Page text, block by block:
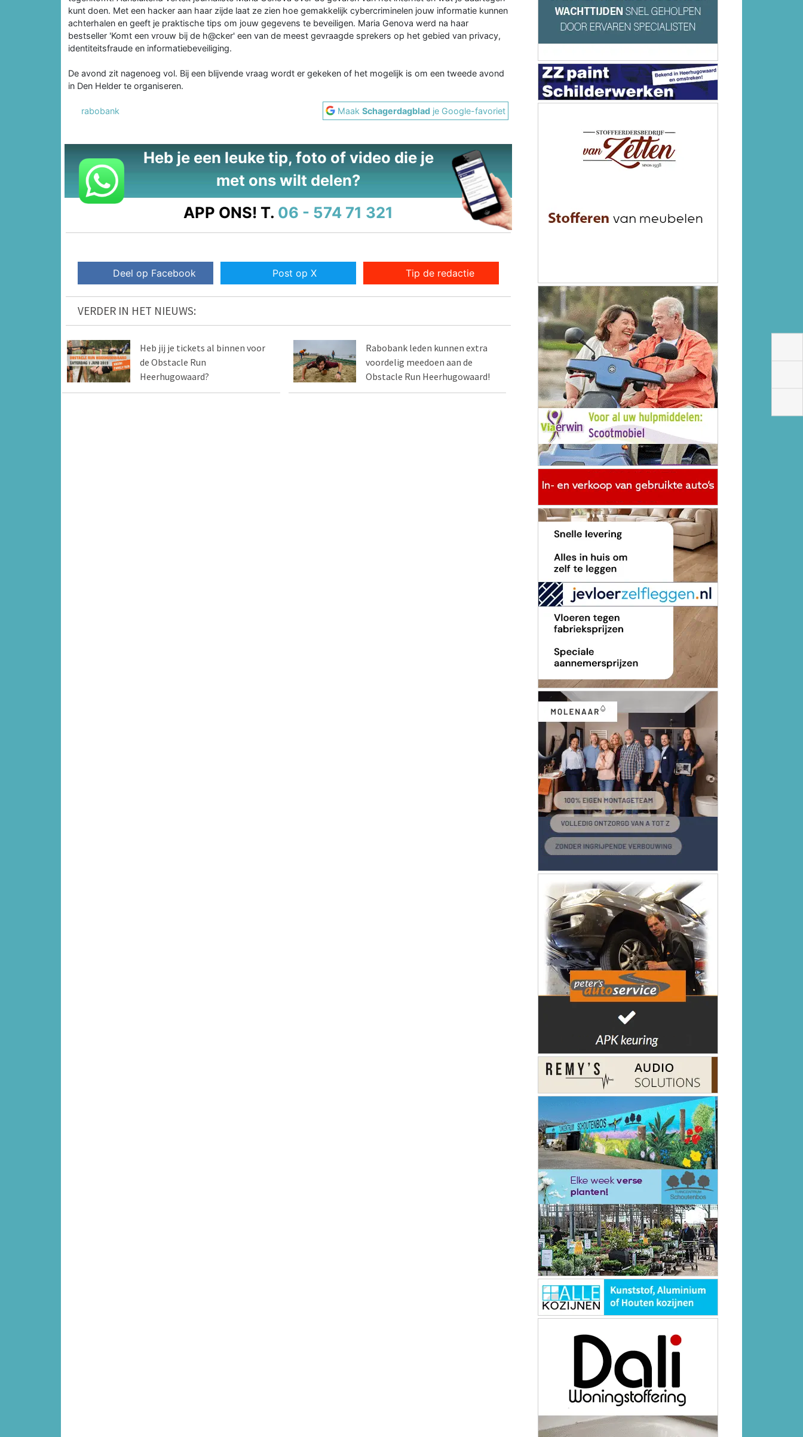
kunt doen. Met een hacker aan haar zijde laat ze zien hoe gemakkelijk cybercriminelen jouw informatie kunnen
achterhalen en geeft je praktische tips om jouw gegevens te beveiligen. Maria Genova werd na haar
bestseller 'Komt een vrouw bij de h@cker' een van de meest gevraagde sprekers op het gebied van privacy,
identiteitsfraude en informatiebeveiliging.
De avond zit nagenoeg vol. Bij een blijvende vraag wordt er gekeken of het mogelijk is om een tweede avond
in Den Helder te organiseren.
rabobank MaakSchagerdagblad je Google-favoriet
Heb je een leuke tip, foto of video die je
met ons wilt delen?
APP ONS! T. 06 - 574 71 321
Deel op Facebook Post op X Tip de redactie
VERDER IN HET NIEUWS:
Heb jij je tickets al binnen voor
de Obstacle Run
Heerhugowaard?
Rabobank leden kunnen extra
voordelig meedoen aan de
Obstacle Run Heerhugowaard!